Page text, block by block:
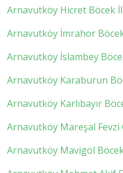
Arnavutköy Hicret Böcek
Arnavutköy İmrahor
Arnavutköy İslambey
Arnavutköy Karaburun
Arnavutköy Karlıbayır
Arnavutköy Mareşal Fevzi
Arnavutköy Mavigöl